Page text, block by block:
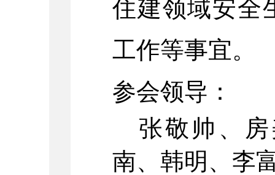
住建领域安全
工作等事宜。
参会领导：
张敬帅、
南、韩明、李